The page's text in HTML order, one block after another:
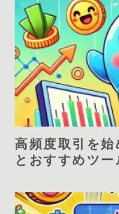
高頻度取引を
とおすすめツー